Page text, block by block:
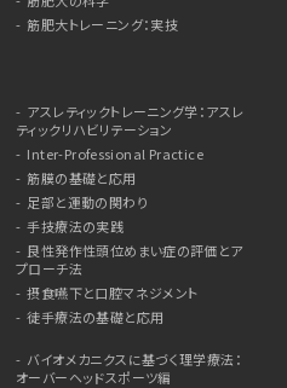
筋肥大トレーニング：実技
アスレティックトレーニング学：アスレ
ティックリハビリテーション
Inter-Professional Practice
筋膜の基礎と応用
足部と運動の関わり
手技療法の実践
良性発作性頭位めまい症の評価とア
プローチ法
摂食嚥下と口腔マネジメント
徒手療法の基礎と応用
バイオメカニクスに基づく理学療法：
オーバーヘッドスポーツ編